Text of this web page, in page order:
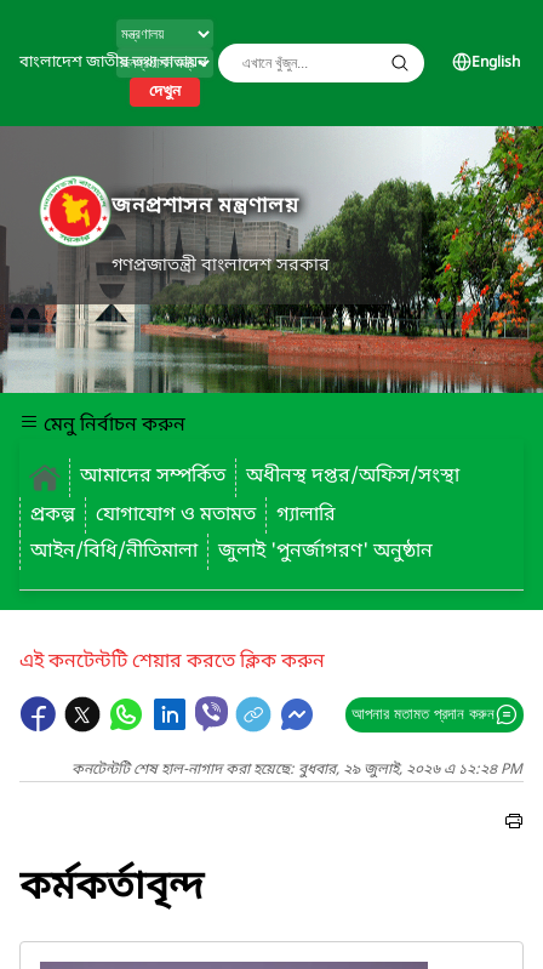
বাংলাদেশ জাতীয় তথ্য বাতায়ন
দেখুন
English
জনপ্রশাসন মন্ত্রণালয়
গণপ্রজাতন্ত্রী বাংলাদেশ সরকার
মেনু নির্বাচন করুন
আমাদের সম্পর্কিত
অধীনস্থ দপ্তর/অফিস/সংস্থা
প্রকল্প
যোগাযোগ ও মতামত
গ্যালারি
আইন/বিধি/নীতিমালা
জুলাই 'পুনর্জাগরণ' অনুষ্ঠান
এই কনটেন্টটি শেয়ার করতে ক্লিক করুন
আপনার মতামত প্রদান করুন
কনটেন্টটি শেষ হাল-নাগাদ করা হয়েছে: বুধবার, ২৯ জুলাই, ২০২৬ এ ১২:২৪ PM
কর্মকর্তাবৃন্দ